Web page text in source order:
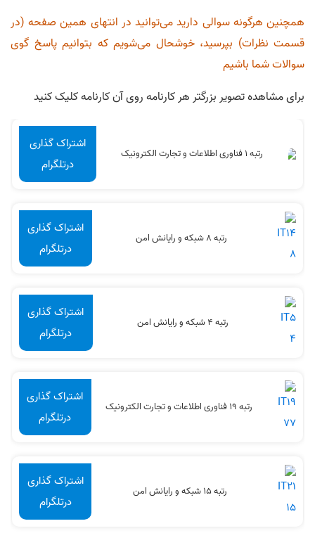
همچنین هرگونه سوالی دارید می‌توانید در انتهای همین صفحه (در
قسمت نظرات) بپرسید، خوشحال می‌شویم که بتوانیم پاسخ گوی
سوالات شما باشیم
برای مشاهده تصویر بزرگتر هر کارنامه روی آن کارنامه کلیک کنید
رتبه 1 فناوری اطلاعات و تجارت الکترونیک
اشتراک گذاری
درتلگرام
رتبه 8 شبکه و رایانش امن
اشتراک گذاری
درتلگرام
رتبه 4 شبکه و رایانش امن
اشتراک گذاری
درتلگرام
رتبه 19 فناوری اطلاعات و تجارت الکترونیک
اشتراک گذاری
درتلگرام
رتبه 15 شبکه و رایانش امن
اشتراک گذاری
درتلگرام